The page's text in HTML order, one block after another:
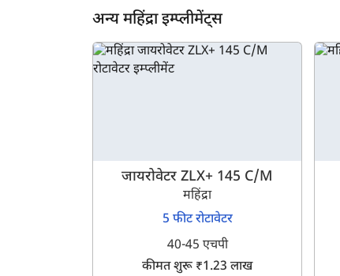
अन्य महिंद्रा इम्प्लीमेंट्स
जायरोवेटर ZLX+ 145 C/M
महिंद्रा
5 फीट रोटावेटर
40-45 एचपी
कीमत शुरू ₹1.23 लाख